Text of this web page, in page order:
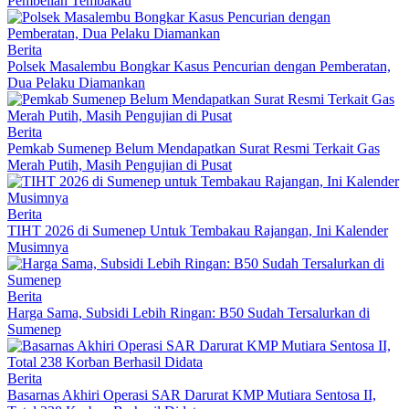
Berita
Polsek Masalembu Bongkar Kasus Pencurian dengan Pemberatan,
Dua Pelaku Diamankan
Berita
Pemkab Sumenep Belum Mendapatkan Surat Resmi Terkait Gas
Merah Putih, Masih Pengujian di Pusat
Berita
TIHT 2026 di Sumenep Untuk Tembakau Rajangan, Ini Kalender
Musimnya
Berita
Harga Sama, Subsidi Lebih Ringan: B50 Sudah Tersalurkan di
Sumenep
Berita
Basarnas Akhiri Operasi SAR Darurat KMP Mutiara Sentosa II,